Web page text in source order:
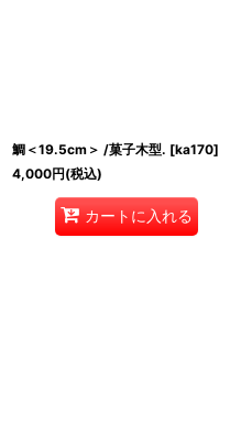
鯛＜19.5cm＞ /菓子木型. [ka170]
4,000円(税込)
カートに入れる